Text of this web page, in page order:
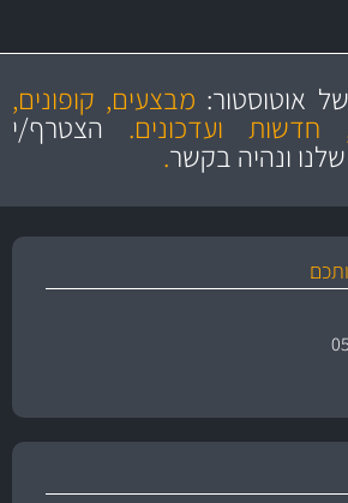
מחירים
הוגנים
והיצע מוצרים איכותיאוטוסטור: מבצעים, קופונים,
חדשות ועדכונים.הצטרף/י
ונהיה בקשר.